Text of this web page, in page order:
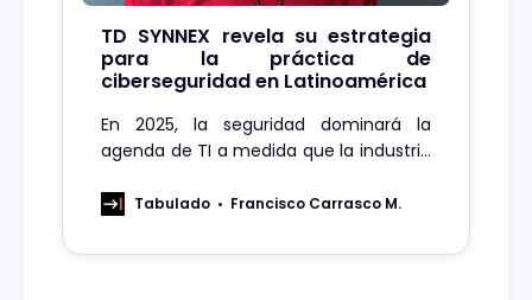
TD SYNNEX revela su estrategia
para la práctica de
ciberseguridad en Latinoamérica
En 2025, la seguridad dominará la
agenda de TI a medida que la industria
amenazas en constante evolución.
Tabulado Francisco Carrasco M.